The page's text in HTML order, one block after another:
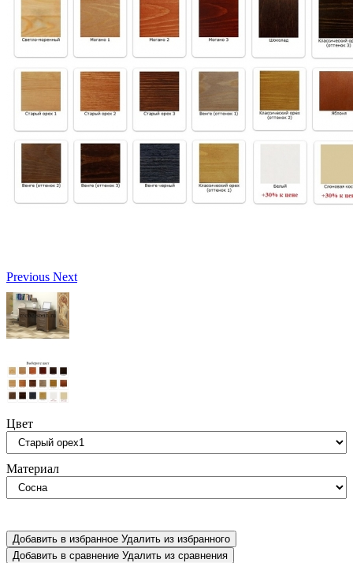
Previous Next
Цвет
Материал
Добавить в избранное Удалить из избранного
Добавить в сравнение Удалить из сравнения